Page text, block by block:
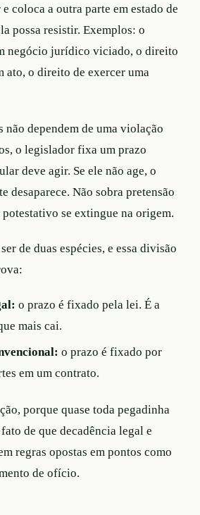
coloca a outra parte em estado de
possa resistir. Exemplos: o
negócio jurídico viciado, o direito
ato, o direito de exercer uma
não dependem de uma violação
o legislador fixa um prazo
deve agir. Se ele não age, o
desaparece. Não sobra pretensão
se extingue na origem.
de duas espécies, e essa divisão
o prazo é fixado pela lei. É a
mais cai.
o prazo é fixado por
em um contrato.
porque quase toda pegadinha
de que decadência legal e
regras opostas em pontos como
de ofício.